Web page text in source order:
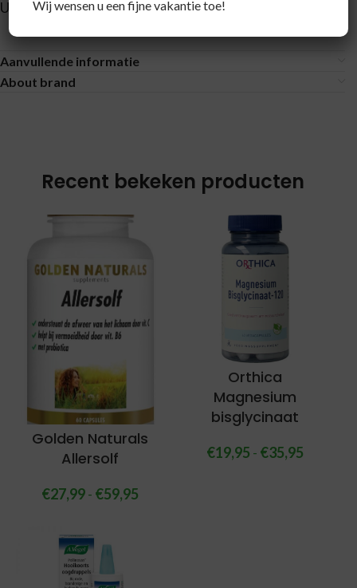
Uitspugen en grondig spoelen.
Aanvullende informatie
About brand
Recent bekeken producten
Golden Naturals
Allersolf
€27,99- €59,95
Orthica
Magnesium
bisglycinaat
€19,95 - €35,95
Wij wensen u een fijne vakantie toe!